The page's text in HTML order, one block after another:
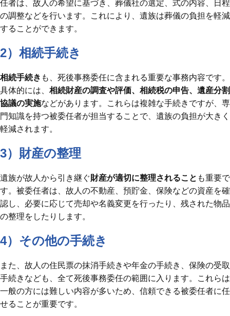
任者は、故人の希望に基づき、葬儀社の選定、式の内容、日程
の調整などを行います。これにより、遺族は葬儀の負担を軽減
することができます。
2）相続手続き
相続手続き も、死後事務委任に含まれる重要な事務内容です。
具体的には、 相続財産の調査や評価、相続税の申告、遺産分割
協議の実施などがあります。これらは複雑な手続きですが、専
門知識を持つ被委任者が担当することで、遺族の負担が大きく
軽減されます。
3）財産の整理
遺族が故人から引き継ぐ財産が適切に整理されること も重要で
す。被委任者は、故人の不動産、預貯金、保険などの資産を確
認し、必要に応じて売却や名義変更を行ったり、残された物品
の整理をしたりします。
4）その他の手続き
また、故人の住民票の抹消手続きや年金の手続き、保険の受取
手続きなども、全て死後事務委任の範囲に入ります。これらは
一般の方には難しい内容が多いため、信頼できる被委任者に任
せることが重要です。